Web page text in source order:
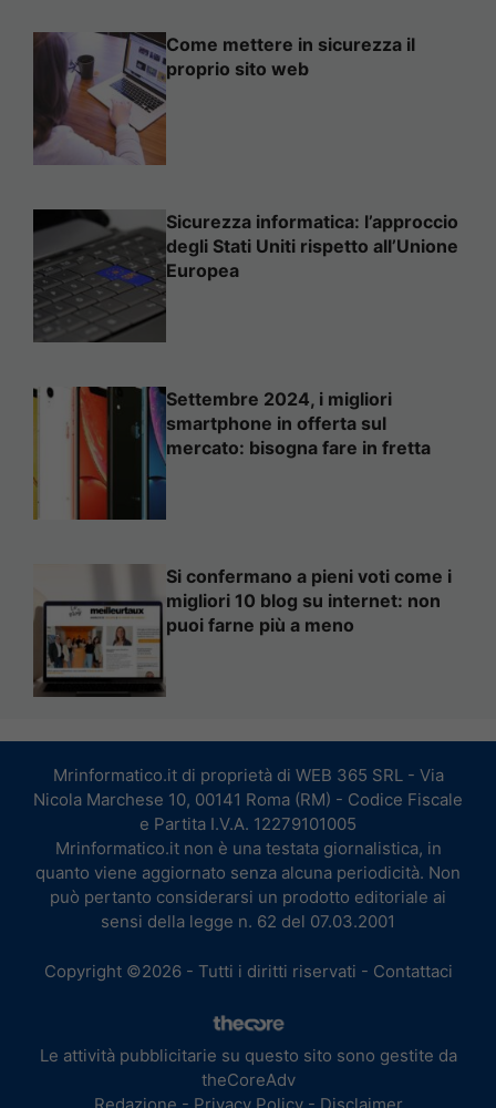
Come mettere in sicurezza il
proprio sito web
Sicurezza informatica: l’approccio
degli Stati Uniti rispetto all’Unione
Europea
Settembre 2024, i migliori
smartphone in offerta sul
mercato: bisogna fare in fretta
Si confermano a pieni voti come i
migliori 10 blog su internet: non
puoi farne più a meno
Mrinformatico.it di proprietà di WEB 365 SRL - Via
Nicola Marchese 10, 00141 Roma (RM) - Codice Fiscale
e Partita I.V.A. 12279101005
Mrinformatico.it non è una testata giornalistica, in
quanto viene aggiornato senza alcuna periodicità. Non
può pertanto considerarsi un prodotto editoriale ai
sensi della legge n. 62 del 07.03.2001
Copyright ©2026 - Tutti i diritti riservati - Contattaci
Le attività pubblicitarie su questo sito sono gestite da
theCoreAdv